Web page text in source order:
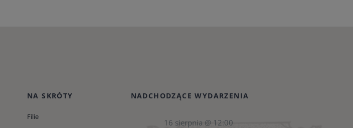
NA SKRÓTY
Filie
NADCHODZĄCE WYDARZENIA
16 sierpnia @ 12:00